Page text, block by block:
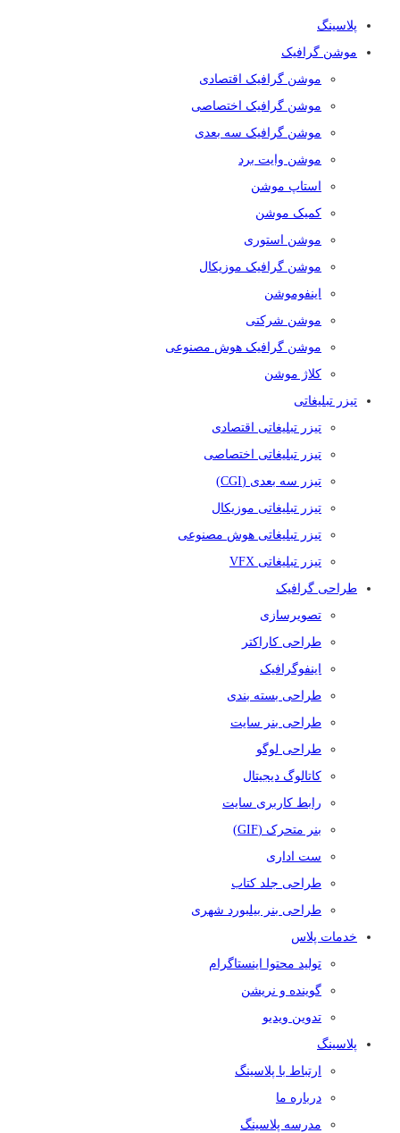
پلاسینگ
موشن گرافیک
موشن گرافیک اقتصادی
موشن گرافیک اختصاصی
موشن گرافیک سه بعدی
موشن وایت برد
استاپ موشن
کمیک موشن
موشن استوری
موشن گرافیک موزیکال
اینفوموشن
موشن شرکتی
موشن گرافیک هوش مصنوعی
کلاژ موشن
تیزر تبلیغاتی
تیزر تبلیغاتی اقتصادی
تیزر تبلیغاتی اختصاصی
تیزر سه بعدی (CGI)
تیزر تبلیغاتی موزیکال
تیزر تبلیغاتی هوش مصنوعی
تیزر تبلیغاتی VFX
طراحی گرافیک
تصویرسازی
طراحی کاراکتر
اینفوگرافیک
طراحی بسته بندی
طراحی بنر سایت
طراحی لوگو
کاتالوگ دیجیتال
رابط کاربری سایت
بنر متحرک (GIF)
ست اداری
طراحی جلد کتاب
طراحی بنر بیلبورد شهری
خدمات پلاس
تولید محتوا اینستاگرام
گوینده و نریشن
تدوین ویدیو
پلاسینگ
ارتباط با پلاسینگ
درباره ما
مدرسه پلاسینگ